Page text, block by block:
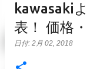
kawasaki
表！ 価格
日付: 2月 02, 2018